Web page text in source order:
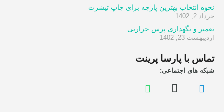
نحوه انتخاب بهترین پارچه برای چاپ تیشرت
خرداد 2, 1402
تعمیر و نگهداری پرس حرارتی
اردیبهشت 23, 1402
تماس با پارسا پرینت
شبکه های اجتماعی: